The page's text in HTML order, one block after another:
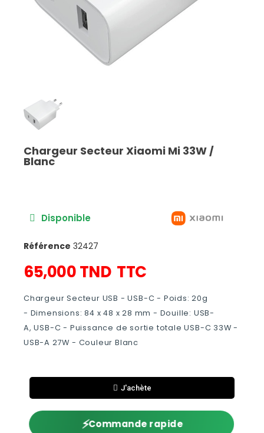
Chargeur Secteur Xiaomi Mi 33W /
Blanc
Disponible
Référence 32427
65,000 TND TTC
Chargeur Secteur USB - USB-C - Poids: 20g
- Dimensions: 84 x 48 x 28 mm - Douille: USB-
A, USB-C - Puissance de sortie totale USB-C 33W -
USB-A 27W - Couleur Blanc
J'achète
⚡Commande rapide